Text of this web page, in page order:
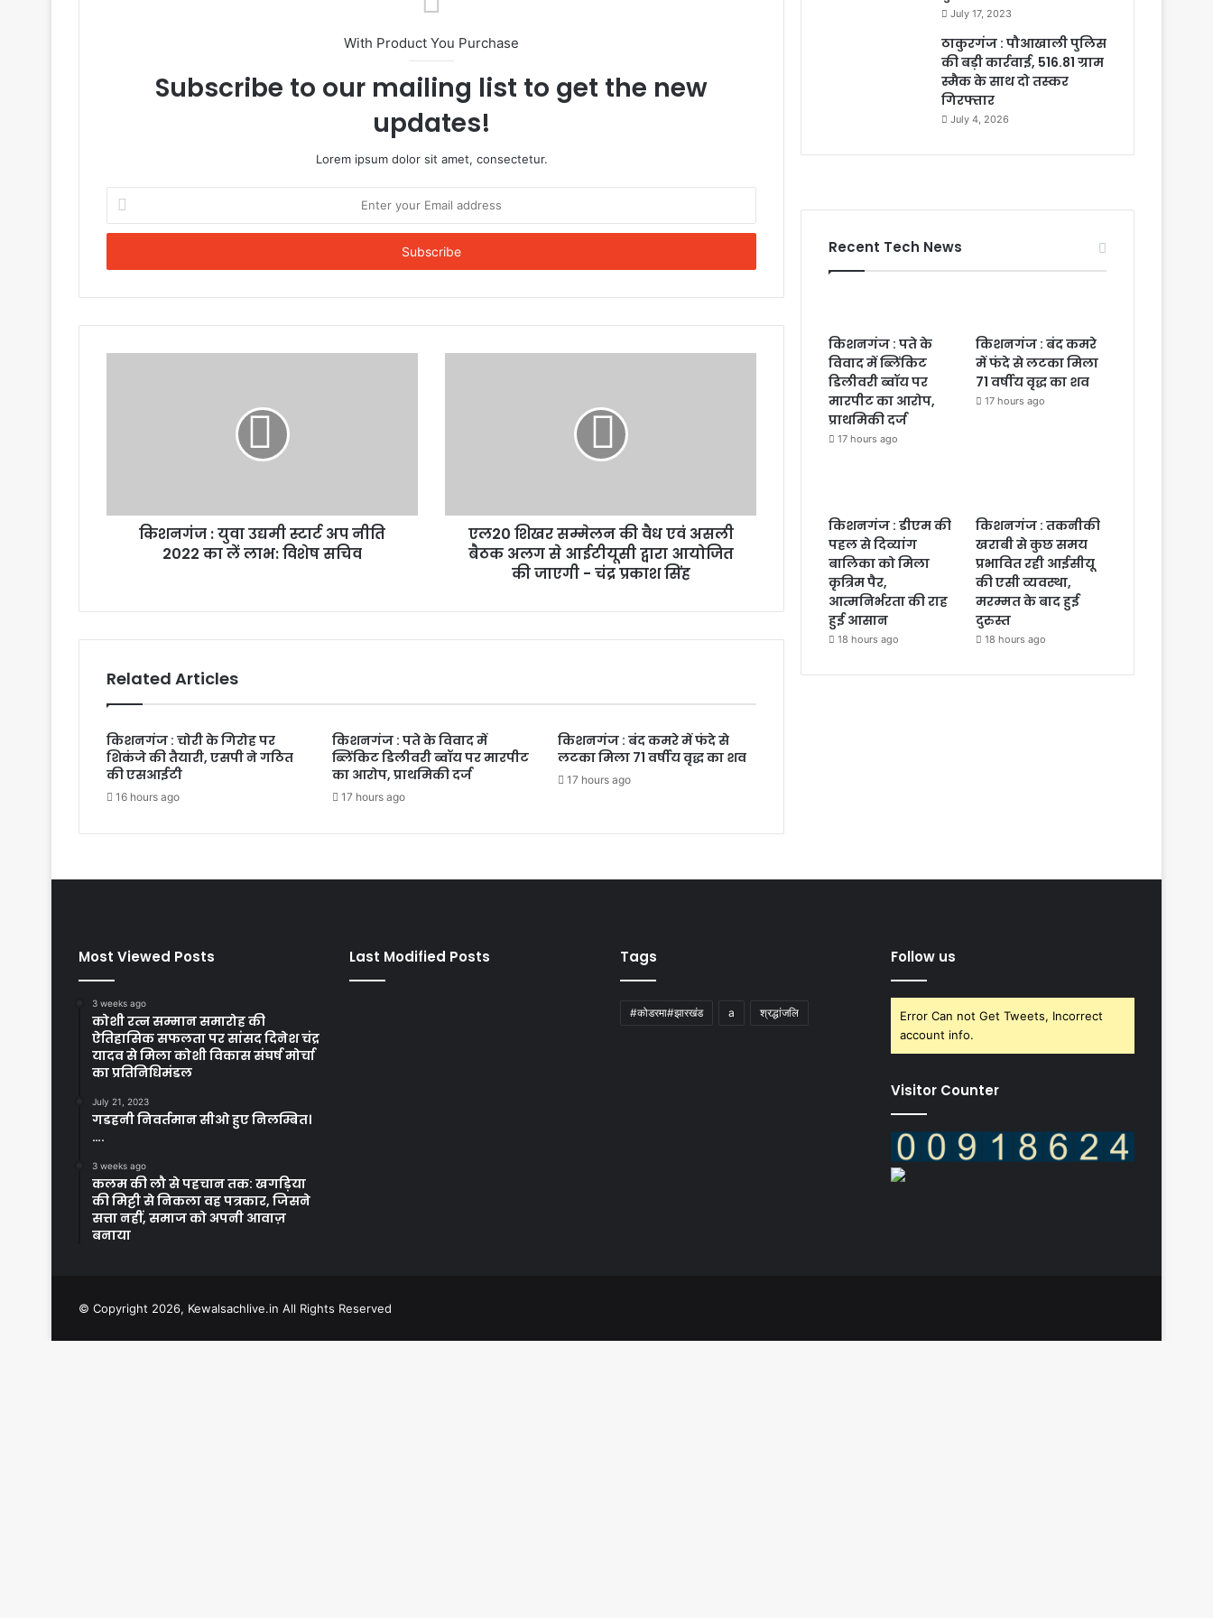
With Product You Purchase
Subscribe to our mailing list to get the new
updates!
Lorem ipsum dolor sit amet, consectetur.
Enter
your
Email
किशनगंज : युवा उद्यमी स्टार्ट अप नीति
2022 का लें लाभ: विशेष सचिव
एल20 शिखर सम्मेलन की वैध एवं असली
बैठक अलग से आईटीयूसी द्वारा आयोजित
की जाएगी - चंद्र प्रकाश सिंह
Related Articles
किशनगंज : चोरी के गिरोह पर
शिकंजे की तैयारी, एसपी ने गठित
की एसआईटी
16 hours ago
किशनगंज : पते के विवाद में
ब्लिंकिट डिलीवरी ब्वॉय पर मारपीट
का आरोप, प्राथमिकी दर्ज
17 hours ago
किशनगंज : बंद कमरे में फंदे से
लटका मिला 71 वर्षीय वृद्ध का शव
17 hours ago
July 17, 2023
ठाकुरगंज : पौआखाली पुलिस
की बड़ी कार्रवाई, 516.81 ग्राम
स्मैक के साथ दो तस्कर
गिरफ्तार
July 4, 2026
Recent Tech News
किशनगंज : पते के
विवाद में ब्लिंकिट
डिलीवरी ब्वॉय पर
मारपीट का आरोप,
प्राथमिकी दर्ज
17 hours ago
किशनगंज : बंद कमरे
में फंदे से लटका मिला
71 वर्षीय वृद्ध का शव
17 hours ago
किशनगंज : डीएम की
पहल से दिव्यांग
बालिका को मिला
कृत्रिम पैर,
आत्मनिर्भरता की राह
हुई आसान
18 hours ago
किशनगंज : तकनीकी
खराबी से कुछ समय
प्रभावित रही आईसीयू
की एसी व्यवस्था,
मरम्मत के बाद हुई
दुरुस्त
18 hours ago
Most Viewed Posts
3 weeks ago
कोशी रत्न सम्मान समारोह की
ऐतिहासिक सफलता पर सांसद दिनेश चंद्र
यादव से मिला कोशी विकास संघर्ष मोर्चा
का प्रतिनिधिमंडल
July 21, 2023
गडहनी निवर्तमान सीओ हुए निलम्बित।
….
3 weeks ago
कलम की लौ से पहचान तक: खगड़िया
की मिट्टी से निकला वह पत्रकार, जिसने
सत्ता नहीं, समाज को अपनी आवाज़
बनाया
Last Modified Posts Tags
#कोडरमा#झारखंड a श्रद्धांजलि
Follow us
Error Can not Get Tweets, Incorrect
account info.
Visitor Counter
© Copyright 2026, Kewalsachlive.in All Rights Reserved